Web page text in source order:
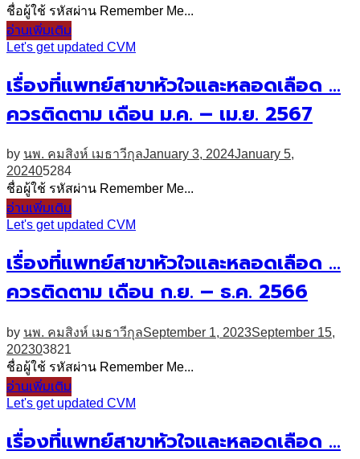
ชื่อผู้ใช้ รหัสผ่าน Remember Me...
อ่านเพิ่มเติม
Let's get updated CVM
เรื่องที่แพทย์สาขาหัวใจและหลอดเลือด …
ควรติดตาม เดือน ม.ค. – เม.ย. 2567
by นพ. คมสิงห์ เมธาวีกุลJanuary 3, 2024January 5,
202405284
ชื่อผู้ใช้ รหัสผ่าน Remember Me...
อ่านเพิ่มเติม
Let's get updated CVM
เรื่องที่แพทย์สาขาหัวใจและหลอดเลือด …
ควรติดตาม เดือน ก.ย. – ธ.ค. 2566
by นพ. คมสิงห์ เมธาวีกุลSeptember 1, 2023September 15,
202303821
ชื่อผู้ใช้ รหัสผ่าน Remember Me...
อ่านเพิ่มเติม
Let's get updated CVM
เรื่องที่แพทย์สาขาหัวใจและหลอดเลือด …